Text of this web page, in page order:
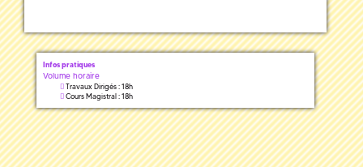
Infos pratiques
Volume horaire
Travaux Dirigés : 18h
Cours Magistral : 18h